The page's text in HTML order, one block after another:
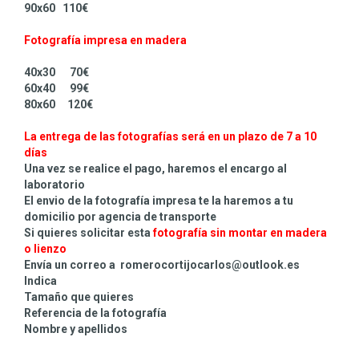
90x60 110€
Fotografía impresa en madera
40x30 70€
60x40 99€
80x60 120€
La entrega de las fotografías será en un plazo de 7 a 10
días
Una vez se realice el pago, haremos el encargo al
laboratorio
El envio de la fotografía impresa te la haremos a tu
domicilio por agencia de transporte
Si quieres solicitar estafotografía sin montar en madera
o lienzo
Envía un correo a romerocortijocarlos@outlook.es
Indica
Tamaño que quieres
Referencia de la fotografía
Nombre y apellidos